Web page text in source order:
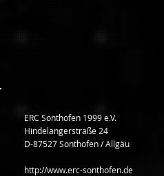
ERC Sonthofen 1999 e.V.
Hindelangerstraße 24
D-87527 Sonthofen / Allgäu
http://www.erc-sonthofen.de